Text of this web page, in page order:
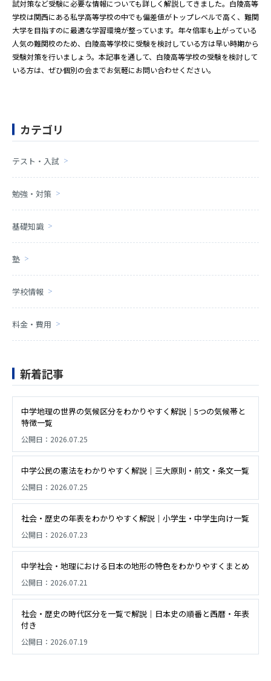
試対策など受験に必要な情報についても詳しく解説してきました。白陵高等
学校は関西にある私学高等学校の中でも偏差値がトップレベルで高く、難関
大学を目指すのに最適な学習環境が整っています。年々倍率も上がっている
人気の難関校のため、白陵高等学校に受験を検討している方は早い時期から
受験対策を行いましょう。本記事を通して、白陵高等学校の受験を検討して
いる方は、ぜひ個別の会までお気軽にお問い合わせください。
カテゴリ
テスト・入試
勉強・対策
基礎知識
塾
学校情報
料金・費用
新着記事
中学地理の世界の気候区分をわかりやすく解説｜5つの気候帯と
特徴一覧
公開日： 2026.07.25
中学公民の憲法をわかりやすく解説｜三大原則・前文・条文一覧
公開日： 2026.07.25
社会・歴史の年表をわかりやすく解説｜小学生・中学生向け一覧
公開日： 2026.07.23
中学社会・地理における日本の地形の特色をわかりやすくまとめ
公開日： 2026.07.21
社会・歴史の時代区分を一覧で解説｜日本史の順番と西暦・年表
付き
公開日： 2026.07.19